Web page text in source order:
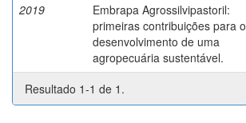
2019
Embrapa Agrossilvipastoril:
primeiras contribuições para o
desenvolvimento de uma
agropecuária sustentável.
Resultado 1-1 de 1.